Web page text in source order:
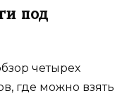
под
четырех
где можно взять